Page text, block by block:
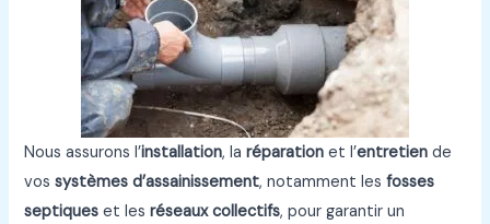
Nous assurons l’installation, laréparation et l’entretien de
vossystèmes d’assainissement, notamment lesfosses
septiques et lesréseaux collectifs, pour garantir un